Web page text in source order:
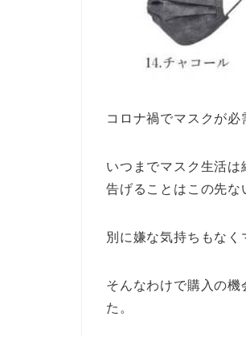
コロナ禍でマスクが
いつまでマスク生活
告げることはこの先な
別に嫌な気持ちもな
そんなわけで購入の
た。